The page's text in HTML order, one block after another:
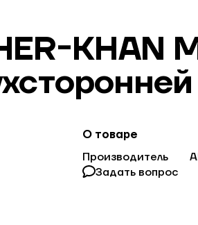
KHAN
О товаре
Производитель
Задать вопрос